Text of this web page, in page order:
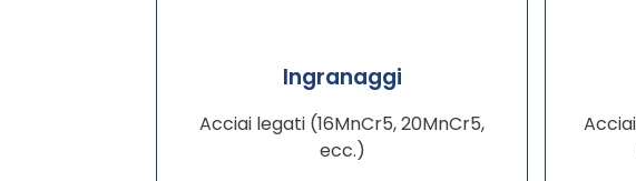
Ingranaggi
Acciai legati (16MnCr5, 20MnCr5,
ecc.)